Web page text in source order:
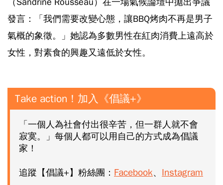
發言：「我們需要改變心態，讓BBQ烤肉不再是男子
氣概的象徵。」她認為多數男性在紅肉消費上遠高於
女性，對素食的興趣又遠低於女性。
Take action！加入《倡議+》
「一個人為社會付出很辛苦，但一群人就不會
寂寞。」每個人都可以用自己的方式成為倡議
家！
追蹤【倡議+】粉絲團： Facebook、 Instagram